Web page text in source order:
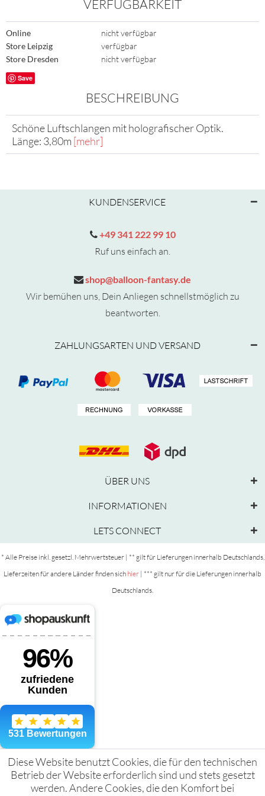
VERFÜGBARKEIT
Online
nicht verfügbar
Store Leipzig
verfügbar
Store Dresden
nicht verfügbar
Save
BESCHREIBUNG
Schöne Luftschlangen mit holografischer Optik.
Länge: 3,80m [mehr]
KUNDENSERVICE
+49 341 222 99 10
Ruf uns einfach an.
shop@balloon-fantasy.de
Wir bemühen uns, Dein Anliegen schnellstmöglich zu
beantworten.
ZAHLUNGSARTEN UND VERSAND
ÜBER UNS
INFORMATIONEN
LETS CONNECT
* Alle Preise inkl. gesetzl. Mehrwertsteuer | ** gilt für Lieferungen innerhalb Deutschlands,
Lieferzeiten für andere Länder finden sich hier | *** gilt nur für die Lieferungen innerhalb
Deutschlands.
Diese Website benutzt Cookies, die für den technischen
Betrieb der Website erforderlich sind und stets gesetzt
werden. Andere Cookies, die den Komfort bei